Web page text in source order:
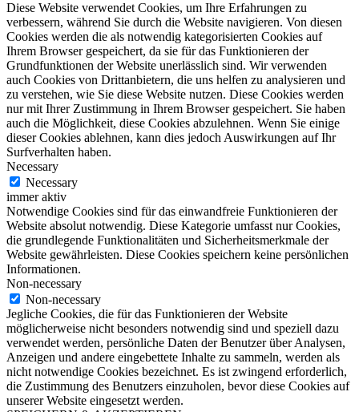
Diese Website verwendet Cookies, um Ihre Erfahrungen zu
verbessern, während Sie durch die Website navigieren. Von diesen
Cookies werden die als notwendig kategorisierten Cookies auf
Ihrem Browser gespeichert, da sie für das Funktionieren der
Grundfunktionen der Website unerlässlich sind. Wir verwenden
auch Cookies von Drittanbietern, die uns helfen zu analysieren und
zu verstehen, wie Sie diese Website nutzen. Diese Cookies werden
nur mit Ihrer Zustimmung in Ihrem Browser gespeichert. Sie haben
auch die Möglichkeit, diese Cookies abzulehnen. Wenn Sie einige
dieser Cookies ablehnen, kann dies jedoch Auswirkungen auf Ihr
Surfverhalten haben.
Necessary
Necessary
immer aktiv
Notwendige Cookies sind für das einwandfreie Funktionieren der
Website absolut notwendig. Diese Kategorie umfasst nur Cookies,
die grundlegende Funktionalitäten und Sicherheitsmerkmale der
Website gewährleisten. Diese Cookies speichern keine persönlichen
Informationen.
Non-necessary
Non-necessary
Jegliche Cookies, die für das Funktionieren der Website
möglicherweise nicht besonders notwendig sind und speziell dazu
verwendet werden, persönliche Daten der Benutzer über Analysen,
Anzeigen und andere eingebettete Inhalte zu sammeln, werden als
nicht notwendige Cookies bezeichnet. Es ist zwingend erforderlich,
die Zustimmung des Benutzers einzuholen, bevor diese Cookies auf
unserer Website eingesetzt werden.